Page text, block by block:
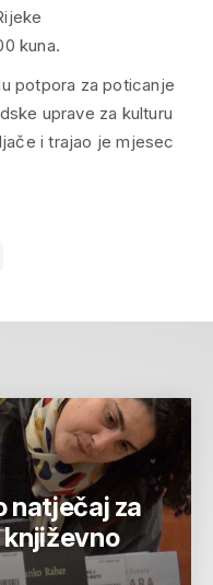
kuna.
potpora za poticanje
uprave za kulturu
i trajao je mjesec
natječaj za